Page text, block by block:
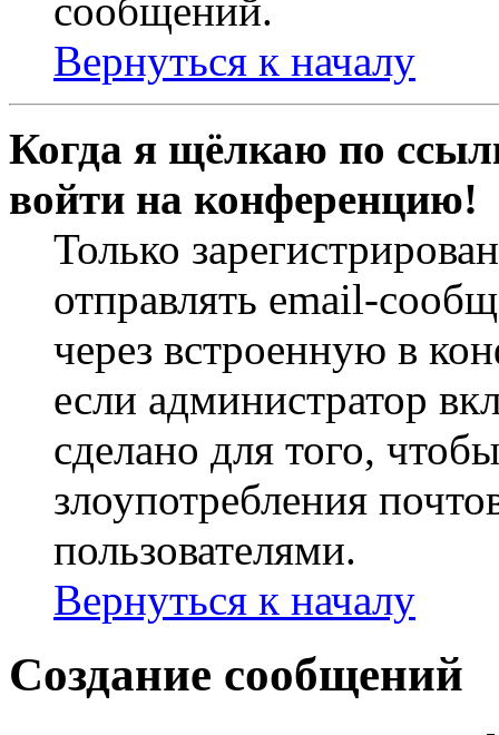
сообщений.
Вернуться к началу
Когда я щёлкаю по
войти на конференцию!
Только
отправлять email-
через встроенную в
если администратор
сделано для того,
злоупотребления
пользователями.
Вернуться к началу
Создание сообщений